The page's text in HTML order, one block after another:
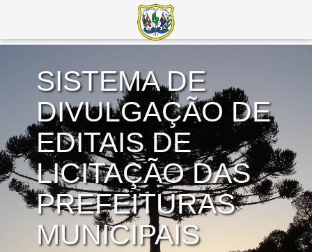
SISTEMA DE
DIVULGAÇÃO DE
EDITAIS DE
LICITAÇÃO DAS
PREFEITURAS
MUNICIPAIS